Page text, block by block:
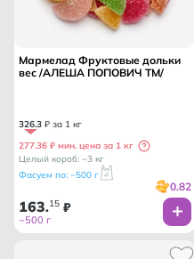
Мармелад Фруктовые дольки
вес /АЛЕША ПОПОВИЧ ТМ/
326.3 ₽ за 1 кг
277.36 ₽ мин. цена за 1 кг
Целый короб: ~3 кг
Фасуем по: ~500 г
0.82
163.15 ₽
~500 г